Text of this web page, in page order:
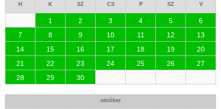
H K SZ CS P SZ V
1 2 3 4 5
6
7
8 9 10 11 12
13
14
15 16 17 18 19
20
21
22 23 24 25 26
27
28
29 30
október